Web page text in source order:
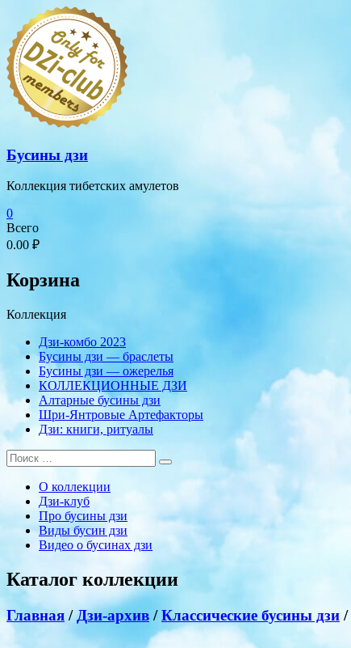
Перейти
содержимому
Бусины дзи
Коллекция тибетских амулетов
0
Всего
0.00 ₽
Корзина
Коллекция
Дзи-комбо 2023
Бусины дзи — браслеты
Бусины дзи — ожерелья
КОЛЛЕКЦИОННЫЕ ДЗИ
Алтарные бусины дзи
Шри-Янтровые Артефакторы
Дзи: книги, ритуалы
О коллекции
Дзи-клуб
Про бусины дзи
Виды бусин дзи
Видео о бусинах дзи
Каталог коллекции
Главная /Дзи-архив /Классические бусины дзи /